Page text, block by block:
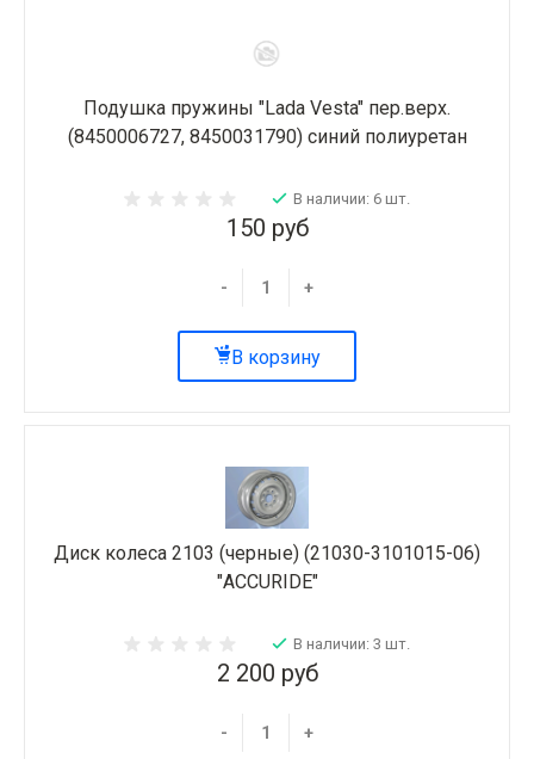
Подушка пружины "Lada Vesta" пер.верх.
(8450006727, 8450031790) синий полиуретан
В наличии: 6 шт.
150 руб
- +
В корзину
Диск колеса 2103 (черные) (21030-3101015-06)
"ACCURIDE"
В наличии: 3 шт.
2 200 руб
- +